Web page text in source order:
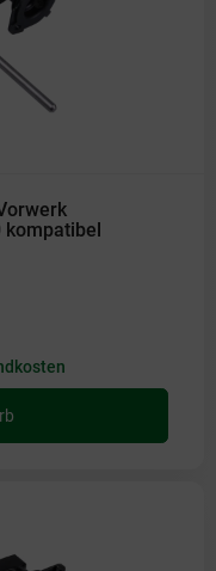
kompatibel